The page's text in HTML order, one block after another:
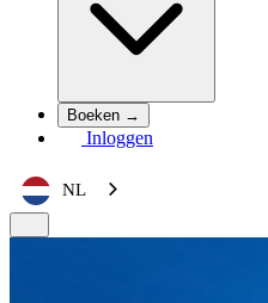
Boeken →
Inloggen
NL